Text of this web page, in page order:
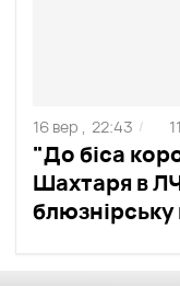
"До біса
Шахтаря в
блюзнірську
16 вер , 22:43 /